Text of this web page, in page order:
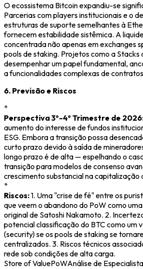
O ecossistema Bitcoin expandiu-se
Parcerias com players institucionais e o
estruturas de suporte semelhantes à
fornecem estabilidade sistêmica. A
concentrada não apenas em exchanges
pools de staking. Projetos como a Stacks
desempenhar um papel fundamental,
a funcionalidades complexas de
6. Previsão e Riscos
*
Perspectiva 3º-4º Trimestre de
aumento do interesse de fundos
ESG. Embora a transição possa
curto prazo devido à saída de
longo prazo é de alta — espelhando o
transição para modelos de consenso
crescimento substancial na capitalização
*
Riscos:1. Uma "crise de fé" entre os
que veem o abandono do PoW como
original de Satoshi Nakamoto. 2.
potencial classificação do BTC como um
(security) se os pools de staking se
centralizados. 3. Riscos técnicos
rede sob condições de alta carga.
Store of ValuePoWAnálise de Especialista